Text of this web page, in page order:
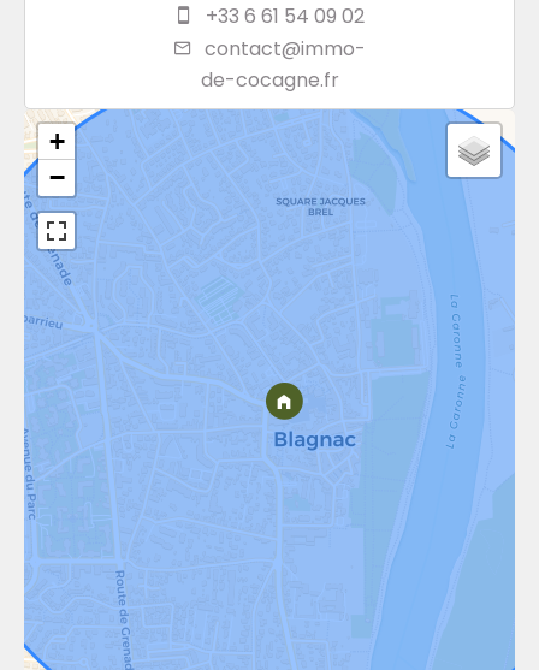
+33 6 61 54 09 02
contact@immo-
de-cocagne.fr
+
−